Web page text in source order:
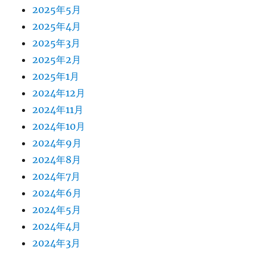
2025年5月
2025年4月
2025年3月
2025年2月
2025年1月
2024年12月
2024年11月
2024年10月
2024年9月
2024年8月
2024年7月
2024年6月
2024年5月
2024年4月
2024年3月